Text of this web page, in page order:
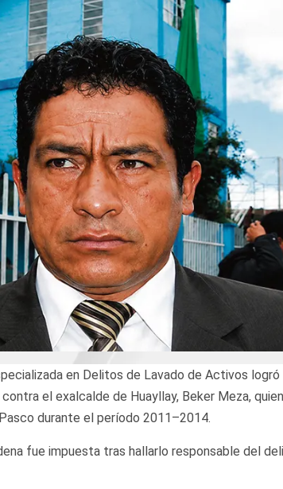
en Delitos de Lavado de Activos
el exalcalde de Huayllay, Beker Meza,
durante el período 2011–2014.
fue impuesta tras hallarlo responsable del